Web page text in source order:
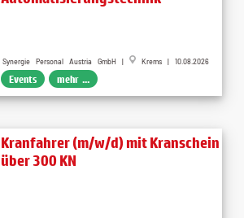
Synergie Personal Austria GmbH | Krems | 10.08.2026
Events mehr ...
Kranfahrer (m/w/d) mit Kranschein
über 300 KN